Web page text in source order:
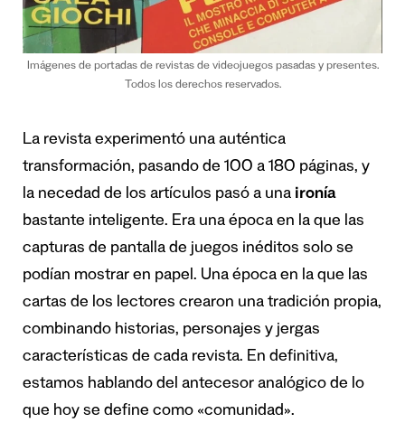
Imágenes de portadas de revistas de videojuegos pasadas y presentes.
Todos los derechos reservados.
La revista experimentó una auténtica
transformación, pasando de 100 a 180 páginas, y
la necedad de los artículos pasó a una ironía
bastante inteligente. Era una época en la que las
capturas de pantalla de juegos inéditos solo se
podían mostrar en papel. Una época en la que las
cartas de los lectores crearon una tradición propia,
combinando historias, personajes y jergas
características de cada revista. En definitiva,
estamos hablando del antecesor analógico de lo
que hoy se define como «comunidad».